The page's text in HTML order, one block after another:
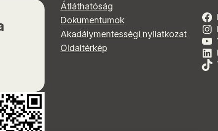
Átláthatóság
Dokumentumok
Akadálymentességi nyilatkozat
Oldaltérkép